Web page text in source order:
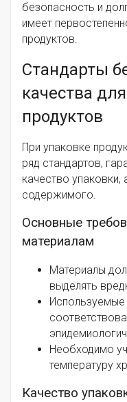
безопасность и
имеет
продуктов.
Стандарты
качества
продуктов
При упаковке
ряд стандартов,
качество
содержимого.
Основные
материалам
Материалы
выделять
Необходимо
температуру
Качество